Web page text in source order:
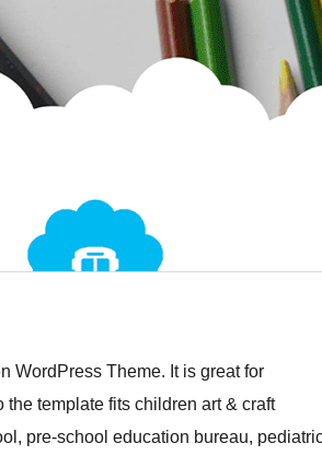
WordPress Theme. It is great for
template fits children art & craft
pre-school education bureau,